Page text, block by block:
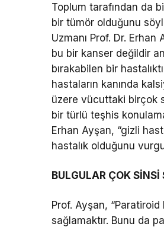
Toplum tarafından da
bir tümör olduğunu
Uzmanı Prof. Dr.
bu bir kanser değildir
bırakabilen bir
hastaların kanında
üzere vücuttaki birçok
bir türlü teşhis
Erhan Ayşan, “gizli
hastalık olduğunu
BULGULAR ÇOK SİNSİ
Prof. Ayşan,
sağlamaktır. Bunu da